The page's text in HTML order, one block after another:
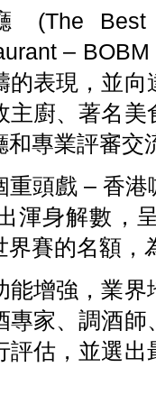
Best
–
的表現，並
主廚、著名
專業評審
頭戲 – 香
渾身解數，
賽的名額，
能增強，業
專家、調酒
評估，並選